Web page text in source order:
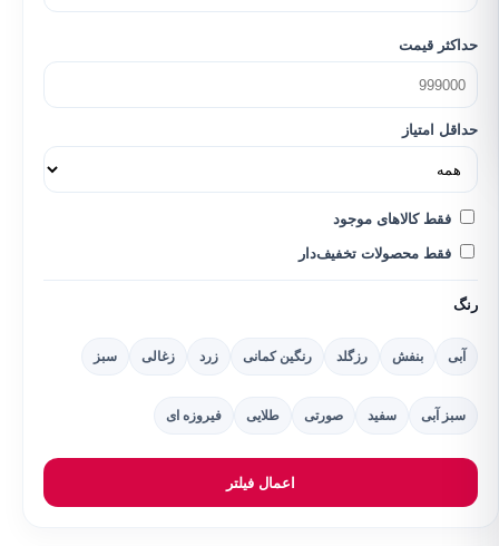
حداکثر قیمت
حداقل امتیاز
فقط کالاهای موجود
فقط محصولات تخفیف‌دار
رنگ
آبی بنفش رزگلد رنگین کمانی زرد زغالی سبز
سبز آبی سفید صورتی طلایی فیروزه ای
اعمال فیلتر